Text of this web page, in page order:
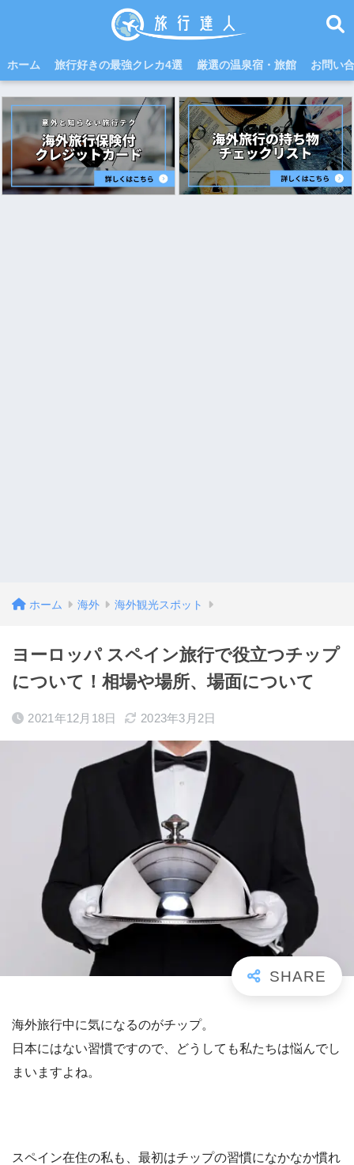
ホーム 旅行好きの最強クレカ4選 厳選の温泉宿・旅館 お問い
ホーム 海外 海外観光スポット
ヨーロッパ スペイン旅行で役立つチップ
について！相場や場所、場面について
2021年12月18日 2023年3月2日
海外旅行中に気になるのがチップ。
日本にはない習慣ですので、どうしても私たちは悩んでし
まいますよね。
スペイン在住の私も、最初はチップの習慣になかなか慣れ